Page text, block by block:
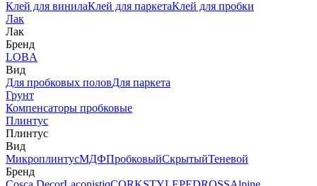
Клей для винилаКлей для паркетаКлей для пробки
Лак
Лак
Бренд
LOBA
Вид
Для пробковых половДля паркета
Грунт
Компенсаторы пробковые
Плинтус
Плинтус
Вид
МикроплинтусМДФПробковыйСкрытыйТеневой
Бренд